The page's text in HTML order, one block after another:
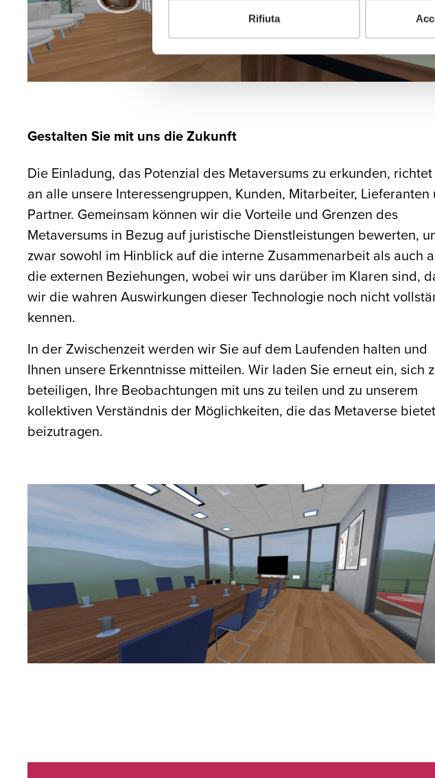
Rifiuta
Gestalten Sie mit uns die Zukunft
Die Einladung, das Potenzial des Metaversums zu erkunden,
an alle unsere Interessengruppen, Kunden, Mitarbeiter, Lieferanten
Partner. Gemeinsam können wir die Vorteile und Grenzen des
Metaversums in Bezug auf juristische Dienstleistungen bewerten,
zwar sowohl im Hinblick auf die interne Zusammenarbeit als auch
die externen Beziehungen, wobei wir uns darüber im Klaren sind,
wir die wahren Auswirkungen dieser Technologie noch nicht
kennen.
In der Zwischenzeit werden wir Sie auf dem Laufenden halten und
Ihnen unsere Erkenntnisse mitteilen. Wir laden Sie erneut ein, sich
beteiligen, Ihre Beobachtungen mit uns zu teilen und zu unserem
kollektiven Verständnis der Möglichkeiten, die das Metaverse
beizutragen.